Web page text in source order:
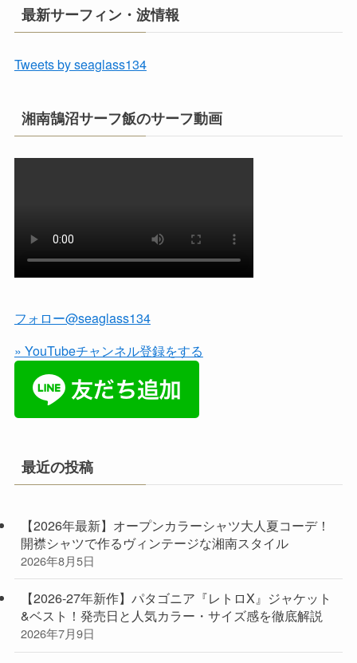
最新サーフィン・波情報
Tweets by seaglass134
湘南鵠沼サーフ飯のサーフ動画
フォロー@seaglass134
» YouTubeチャンネル登録をする
最近の投稿
【2026年最新】オープンカラーシャツ大人夏コーデ！
開襟シャツで作るヴィンテージな湘南スタイル
2026年8月5日
【2026-27年新作】パタゴニア『レトロX』ジャケット
&ベスト！発売日と人気カラー・サイズ感を徹底解説
2026年7月9日